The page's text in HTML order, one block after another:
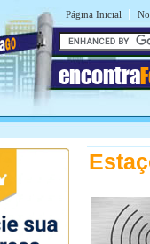
Página Inicial |
encontra